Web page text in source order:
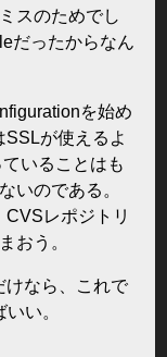
スのためでし
だったからなん
を始め
が使えるよ
いることはも
いのである。
CVSレポジトリ
おう。
けなら、これで
い。